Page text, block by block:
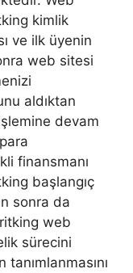
kimlik
ve ilk üyenin
web sitesi
aldıktan
devam
finansmanı
başlangıç
sonra da
web
sürecini